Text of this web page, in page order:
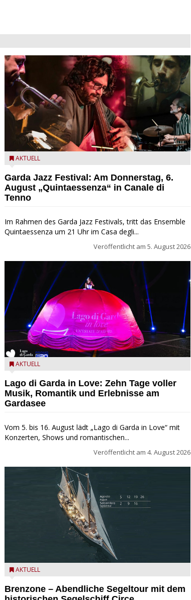
Das Ensemble Quintaessenza zu Gast beim Garda Jazz
AKTUELL
Garda Jazz Festival: Am Donnerstag, 6.
August „Quintaessenza“ in Canale di
Tenno
Im Rahmen des Garda Jazz Festivals, tritt das Ensemble
Quintaessenza um 21 Uhr im Casa degli...
Veröffentlicht am 5. August 2026
Lago di Garda in Love
AKTUELL
Lago di Garda in Love: Zehn Tage voller
Musik, Romantik und Erlebnisse am
Gardasee
Vom 5. bis 16. August lädt „Lago di Garda in Love“ mit
Konzerten, Shows und romantischen...
Veröffentlicht am 4. August 2026
Mit dem historischen Segelschiff Circe auf dem
AKTUELL
Brenzone – Abendliche Segeltour mit dem